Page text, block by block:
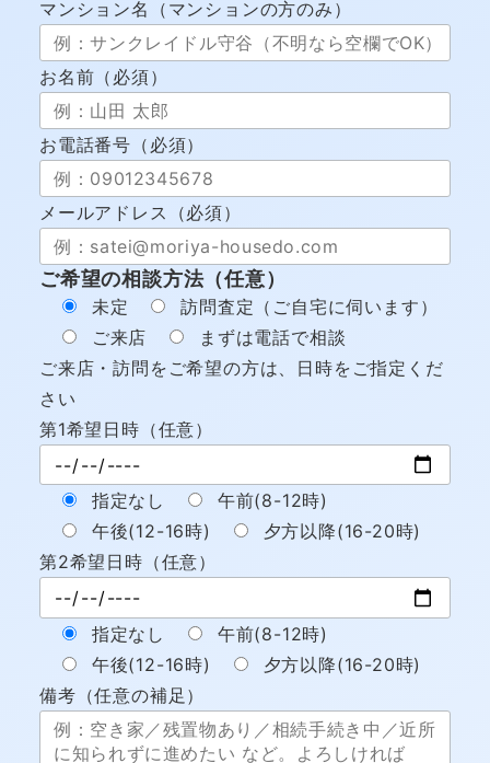
マンション名（マンションの方のみ）
お名前（必須）
お電話番号（必須）
メールアドレス（必須）
ご希望の相談方法（任意）
未定
訪問査定（ご自宅に伺います）
ご来店
まずは電話で相談
ご来店・訪問をご希望の方は、日時をご指定くだ
さい
第1希望日時（任意）
指定なし
午前(8-12時)
午後(12-16時)
夕方以降(16-20時)
第2希望日時（任意）
指定なし
午前(8-12時)
午後(12-16時)
夕方以降(16-20時)
備考（任意の補足）